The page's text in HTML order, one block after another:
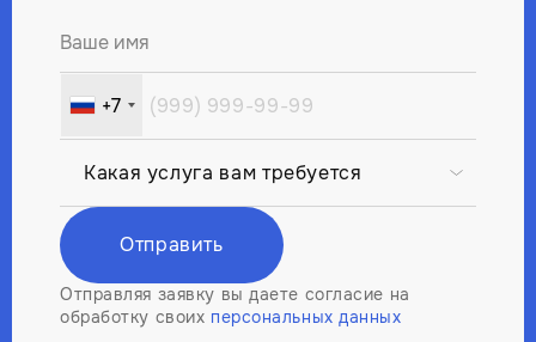
Ваше имя
Russia
+7
+7
Отправить
Отправляя заявку вы даете согласие на
обработку своих персональных данных